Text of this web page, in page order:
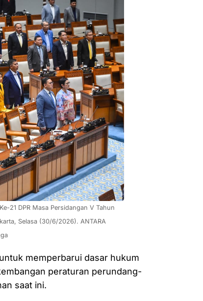
21 DPR Masa Persidangan V Tahun
Selasa (30/6/2026). ANTARA
memperbarui dasar hukum
peraturan perundang-
saat ini.